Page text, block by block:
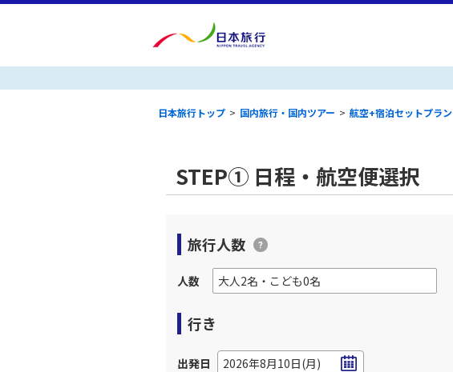
日本旅行トップ > 国内旅行・国内ツアー > 航空+宿泊セットプラン
STEP① 日程・航空便選択
旅行人数
人数
行き
出発日 2026年8月10日(月)